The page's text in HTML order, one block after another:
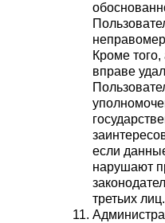
Кроме
вправе
если
нарушают
третьих лиц.